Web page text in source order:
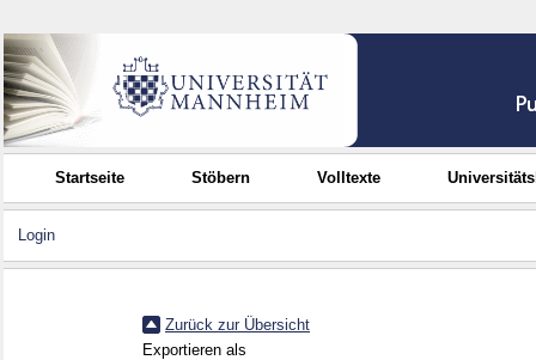
Startseite Stöbern Volltexte
Login
Zurück zur Übersicht
Exportieren als